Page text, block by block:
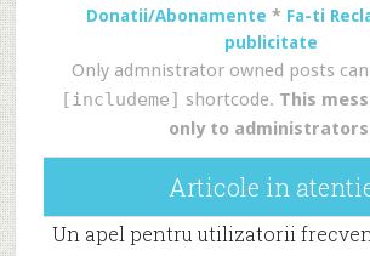
Donatii/Abonamente * Fa-ti
publicitate
Only admnistrator owned posts
[includeme] shortcode. This
only to administrators
Articole in
Un apel pentru utilizatorii